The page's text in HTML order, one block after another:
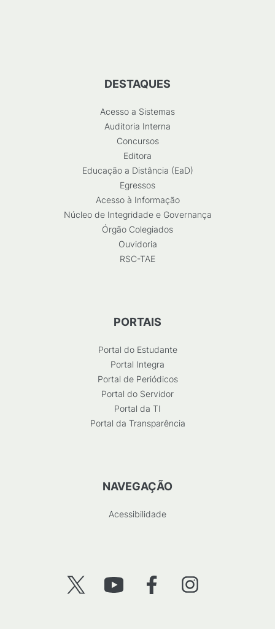
DESTAQUES
Acesso a Sistemas
Auditoria Interna
Concursos
Editora
Educação a Distância (EaD)
Egressos
Acesso à Informação
Núcleo de Integridade e Governança
Órgão Colegiados
Ouvidoria
RSC-TAE
PORTAIS
Portal do Estudante
Portal Integra
Portal de Periódicos
Portal do Servidor
Portal da TI
Portal da Transparência
NAVEGAÇÃO
Acessibilidade